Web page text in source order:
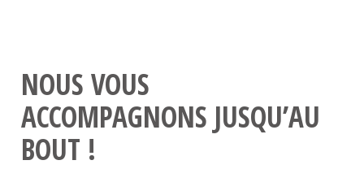
NOUS VOUS
ACCOMPAGNONS JUSQU’AU
BOUT !